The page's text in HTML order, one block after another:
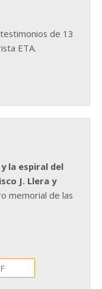
de 13
ETA.
y la espiral del
J. Llera y
memorial de las